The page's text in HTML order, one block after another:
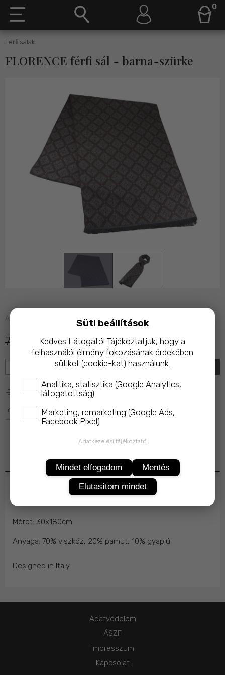
0
Férfi sálak
FLORENCE férfi sál - barna-szürke
Azonnal raktárról
7 490 Ft 5 490 Ft
KOSÁRBA
25 000 Ft feletti rendelés esetén ingyenes kiszállítás!
A termék megvásárlásakor az ár 10%-ával a
Macskavédő Alapítványt
Termékleírás
Elegáns hosszúkás keskeny férfi sál, gyémánt mintával.
Méret: 30x180cm
Anyaga: 70% viszkóz, 20% pamut, 10% gyapjú
Designed in Italy
Adatvédelem
ÁSZF
Impresszum
Kapcsolat
Süti beállítások
Kedves Látogató! Tájékoztatjuk, hogy a
felhasználói élmény fokozásának érdekében
sütiket (cookie-kat) használunk.
Analitika, statisztika (Google Analytics,
látogatottság)
Marketing, remarketing (Google Ads,
Facebook Pixel)
Adatkezelési tájékoztató
Mindet elfogadom
Mentés
Elutasítom mindet